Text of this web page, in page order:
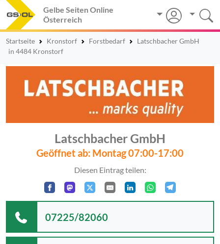
Gelbe Seiten Online
Österreich
Startseite Kronstorf Forstbedarf
Latschbacher GmbH
in 4484 Kronstorf
Latschbacher GmbH
Geöffnet ab: Montag 07:00-17:00
Diesen Eintrag teilen:
07225/82060